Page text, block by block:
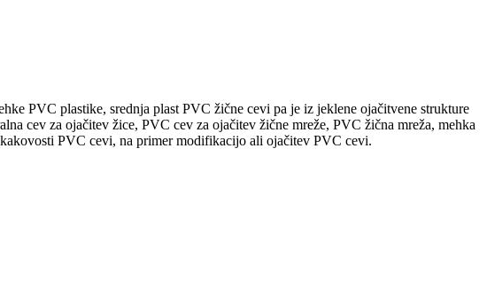
PVC plastike, srednja plast PVC žične cevi pa je iz jeklene ojačitvene strukture
cev za ojačitev žice, PVC cev za ojačitev žične mreže, PVC žična mreža, mehka
PVC cevi, na primer modifikacijo ali ojačitev PVC cevi.